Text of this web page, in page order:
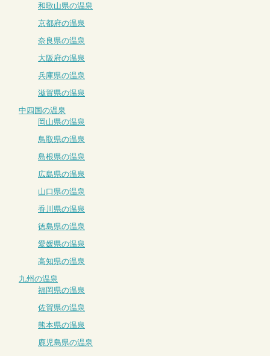
和歌山県の温泉
京都府の温泉
奈良県の温泉
大阪府の温泉
兵庫県の温泉
滋賀県の温泉
中四国の温泉
岡山県の温泉
鳥取県の温泉
島根県の温泉
広島県の温泉
山口県の温泉
香川県の温泉
徳島県の温泉
愛媛県の温泉
高知県の温泉
九州の温泉
福岡県の温泉
佐賀県の温泉
熊本県の温泉
鹿児島県の温泉